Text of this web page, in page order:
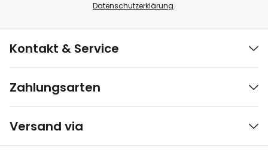
Datenschutzerklärung.
Kontakt & Service
Zahlungsarten
Versand via